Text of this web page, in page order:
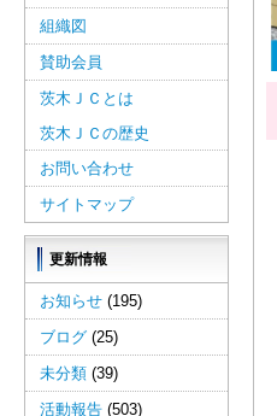
組織図
賛助会員
茨木ＪＣとは
茨木ＪＣの歴史
お問い合わせ
サイトマップ
更新情報
お知らせ (195)
ブログ (25)
未分類 (39)
活動報告 (503)